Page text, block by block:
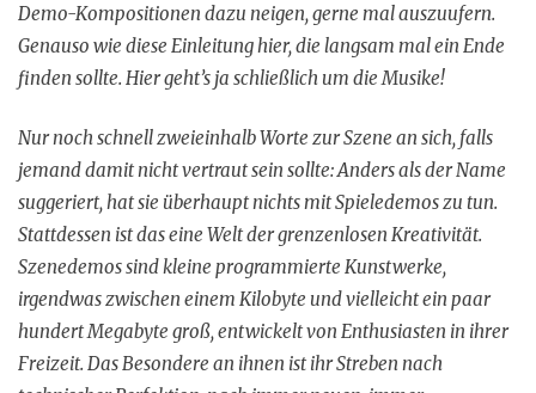
Demo-Kompositionen dazu neigen, gerne mal auszuufern.
Genauso wie diese Einleitung hier, die langsam mal ein Ende
finden sollte. Hier geht’s ja schließlich um die Musike!
Nur noch schnell zweieinhalb Worte zur Szene an sich, falls
jemand damit nicht vertraut sein sollte: Anders als der Name
suggeriert, hat sie überhaupt nichts mit Spieledemos zu tun.
Stattdessen ist das eine Welt der grenzenlosen Kreativität.
Szenedemos sind kleine programmierte Kunstwerke,
irgendwas zwischen einem Kilobyte und vielleicht ein paar
hundert Megabyte groß, entwickelt von Enthusiasten in ihrer
Freizeit. Das Besondere an ihnen ist ihr Streben nach